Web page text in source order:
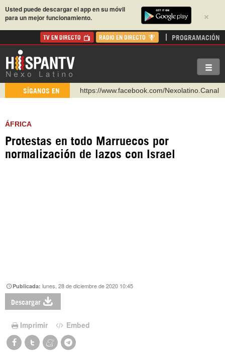
×
Usted puede descargar el app en su móvil
para un mejor funcionamiento.
TV EN DIRECTO RADIO EN DIRECTO PROGRAMACIÓN
SÍGANOS EN
https://www.facebook.com/Nexolatino.Canal
https://t.me/hispantvcanal
https://urmedium.com/c/hispantv
ÁFRICA
Protestas en todo Marruecos por
normalización de lazos con Israel
Publicada:lunes, 28 de diciembre de 2020 10:45
Descargar
Imprimir Embed